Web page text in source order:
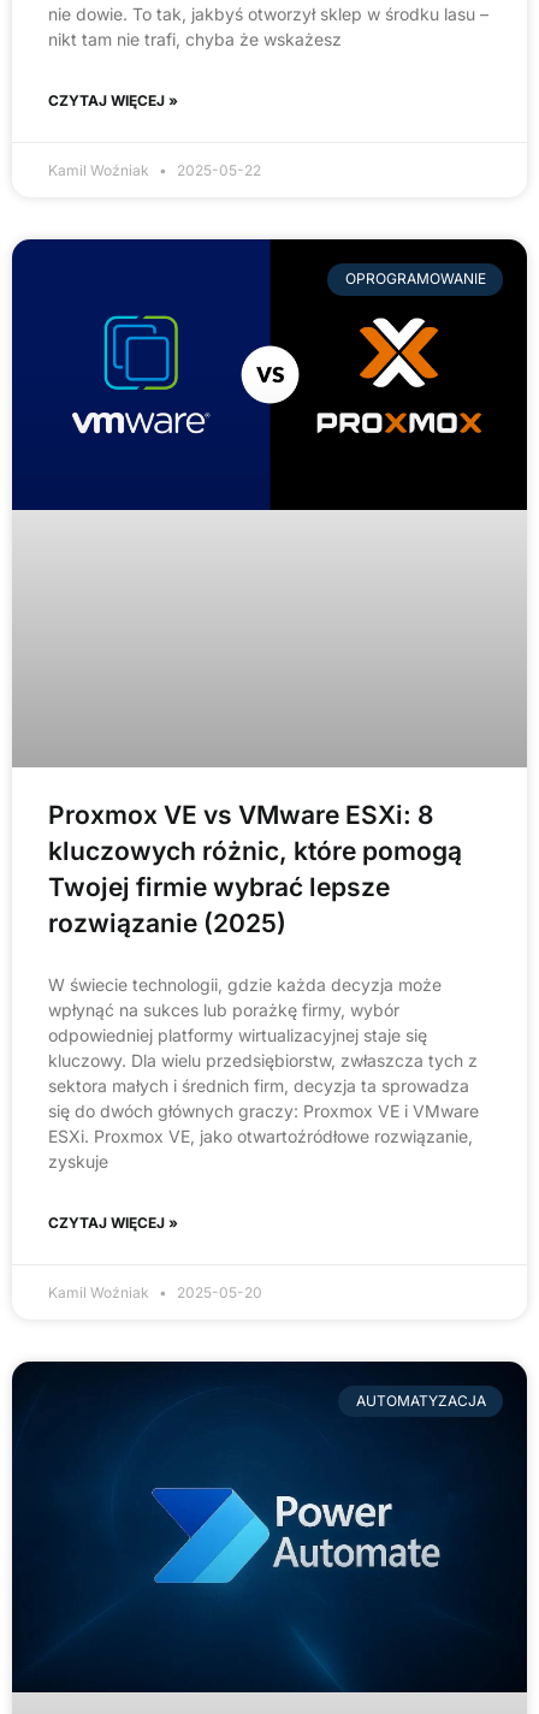
nie dowie. To tak, jakbyś otworzył sklep w środku lasu –
nikt tam nie trafi, chyba że wskażesz
CZYTAJ WIĘCEJ »
Kamil Woźniak 2025-05-22
OPROGRAMOWANIE
Proxmox VE vs VMware ESXi: 8
kluczowych różnic, które pomogą
Twojej firmie wybrać lepsze
rozwiązanie (2025)
W świecie technologii, gdzie każda decyzja może
wpłynąć na sukces lub porażkę firmy, wybór
odpowiedniej platformy wirtualizacyjnej staje się
kluczowy. Dla wielu przedsiębiorstw, zwłaszcza tych z
sektora małych i średnich firm, decyzja ta sprowadza
się do dwóch głównych graczy: Proxmox VE i VMware
ESXi. Proxmox VE, jako otwartoźródłowe rozwiązanie,
zyskuje
CZYTAJ WIĘCEJ »
Kamil Woźniak 2025-05-20
AUTOMATYZACJA